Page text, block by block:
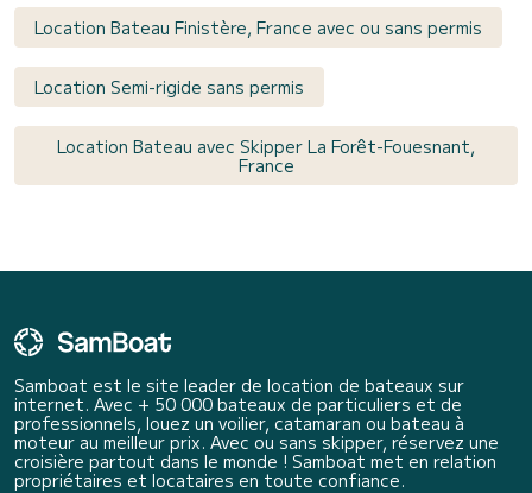
Location Bateau Finistère, France avec ou sans permis
Location Semi-rigide sans permis
Location Bateau avec Skipper La Forêt-Fouesnant,
France
Samboat est le site leader de location de bateaux sur
internet. Avec + 50 000 bateaux de particuliers et de
professionnels, louez un voilier, catamaran ou bateau à
moteur au meilleur prix. Avec ou sans skipper, réservez une
croisière partout dans le monde ! Samboat met en relation
propriétaires et locataires en toute confiance.